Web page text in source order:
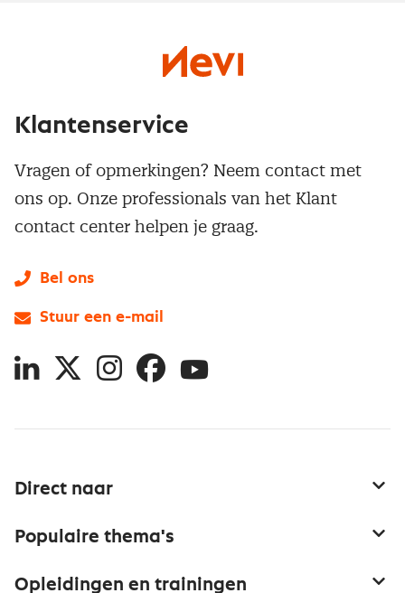
Direct naar
Populaire thema's
Opleidingen en trainingen
Klantenservice
Vragen of opmerkingen? Neem contact met
ons op. Onze professionals van het Klant
contact center helpen je graag.
Bel ons
Stuur een e-mail
LinkedIn
X InstagramFacebookYouTube